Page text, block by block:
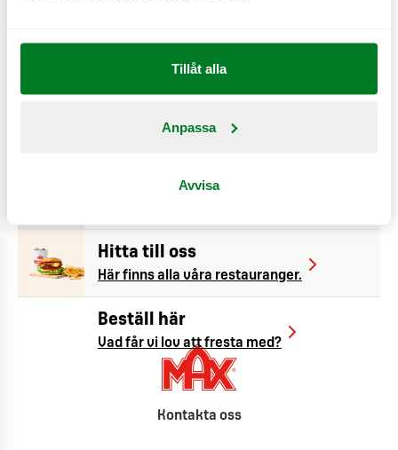
Tillåt alla
Anpassa
Avvisa
Hitta till oss
Här finns alla våra restauranger.
Beställ här
Vad får vi lov att fresta med?
Kontakta oss